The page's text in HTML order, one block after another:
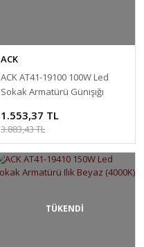
ACK
ACK AT41-19100 100W Led
Sokak Armatürü Günışığı
1.553,37 TL
3.883,43 TL
TÜKENDİ